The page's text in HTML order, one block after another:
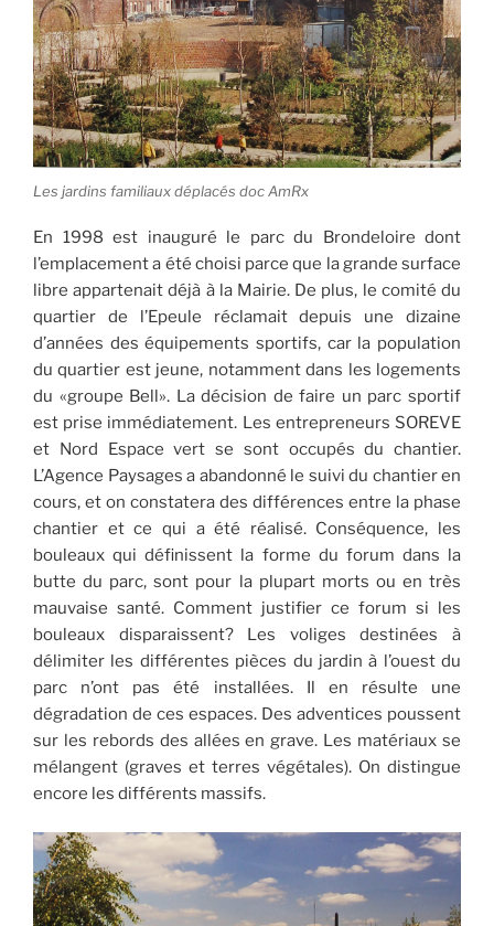
Les jardins familiaux déplacés doc AmRx
En 1998 est inauguré le parc du Brondeloire dont
l’emplacement a été choisi parce que la grande surface
libre appartenait déjà à la Mairie. De plus, le comité du
quartier de l’Epeule réclamait depuis une dizaine
d’années des équipements sportifs, car la population
du quartier est jeune, notamment dans les logements
du «groupe Bell». La décision de faire un parc sportif
est prise immédiatement. Les entrepreneurs SOREVE
et Nord Espace vert se sont occupés du chantier.
L’Agence Paysages a abandonné le suivi du chantier en
cours, et on constatera des différences entre la phase
chantier et ce qui a été réalisé. Conséquence, les
bouleaux qui définissent la forme du forum dans la
butte du parc, sont pour la plupart morts ou en très
mauvaise santé. Comment justifier ce forum si les
bouleaux disparaissent? Les voliges destinées à
délimiter les différentes pièces du jardin à l’ouest du
parc n’ont pas été installées. Il en résulte une
dégradation de ces espaces. Des adventices poussent
sur les rebords des allées en grave. Les matériaux se
mélangent (graves et terres végétales). On distingue
encore les différents massifs.